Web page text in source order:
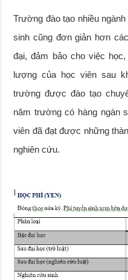
Trường đào tạo nhiều
sinh cũng đơn giản hơn
đại, đảm bảo cho việc
lượng của học viên sau
trường được đào tạo
năm trường có hàng ngàn
viên đã đạt được những
nghiên cứu.